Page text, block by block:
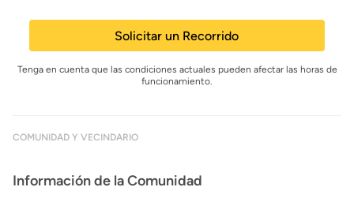
Solicitar un Recorrido
Tenga en cuenta que las condiciones actuales pueden afectar las horas de
funcionamiento.
COMUNIDAD Y VECINDARIO
Información de la Comunidad